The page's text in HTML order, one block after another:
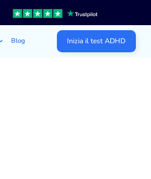
Blog Inizia il test ADHD